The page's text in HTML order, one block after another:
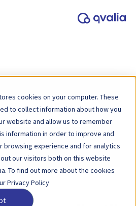
cookies on your computer. These
to collect information about how you
website and allow us to remember
information in order to improve and
browsing experience and for analytics
our visitors both on this website
To find out more about the cookies
Privacy Policy.
ابحث
عن
الصفحة الرئيسية